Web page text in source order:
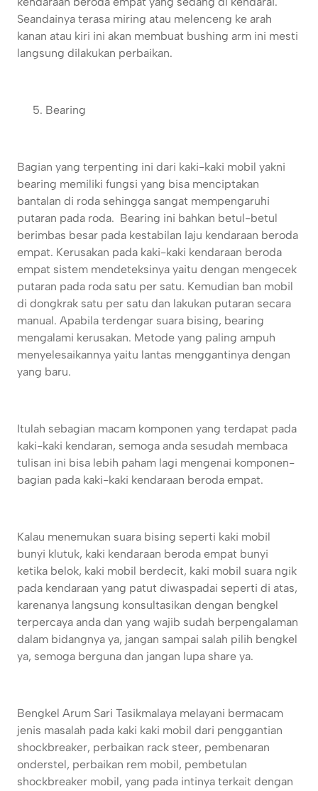
Seandainya terasa miring atau melenceng ke arah
kanan atau kiri ini akan membuat bushing arm ini mesti
langsung dilakukan perbaikan.
Bearing
Bagian yang terpenting ini dari kaki-kaki mobil yakni
bearing memiliki fungsi yang bisa menciptakan
bantalan di roda sehingga sangat mempengaruhi
putaran pada roda. Bearing ini bahkan betul-betul
berimbas besar pada kestabilan laju kendaraan beroda
empat. Kerusakan pada kaki-kaki kendaraan beroda
empat sistem mendeteksinya yaitu dengan mengecek
putaran pada roda satu per satu. Kemudian ban mobil
di dongkrak satu per satu dan lakukan putaran secara
manual. Apabila terdengar suara bising, bearing
mengalami kerusakan. Metode yang paling ampuh
menyelesaikannya yaitu lantas menggantinya dengan
yang baru.
Itulah sebagian macam komponen yang terdapat pada
kaki-kaki kendaran, semoga anda sesudah membaca
tulisan ini bisa lebih paham lagi mengenai komponen-
bagian pada kaki-kaki kendaraan beroda empat.
Kalau menemukan suara bising seperti kaki mobil
bunyi klutuk, kaki kendaraan beroda empat bunyi
ketika belok, kaki mobil berdecit, kaki mobil suara ngik
pada kendaraan yang patut diwaspadai seperti di atas,
karenanya langsung konsultasikan dengan bengkel
terpercaya anda dan yang wajib sudah berpengalaman
dalam bidangnya ya, jangan sampai salah pilih bengkel
ya, semoga berguna dan jangan lupa share ya.
Bengkel Arum Sari Tasikmalaya melayani bermacam
jenis masalah pada kaki kaki mobil dari penggantian
shockbreaker, perbaikan rack steer, pembenaran
onderstel, perbaikan rem mobil, pembetulan
shockbreaker mobil, yang pada intinya terkait dengan